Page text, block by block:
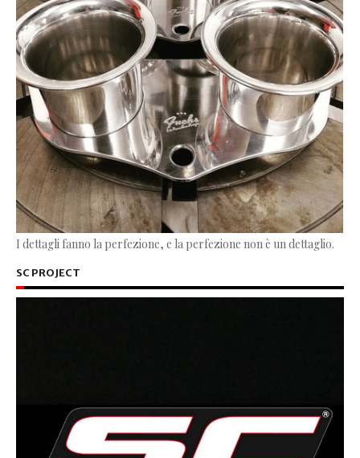
I dettagli fanno la perfezione, e la perfezione non è un dettaglio.
SC PROJECT